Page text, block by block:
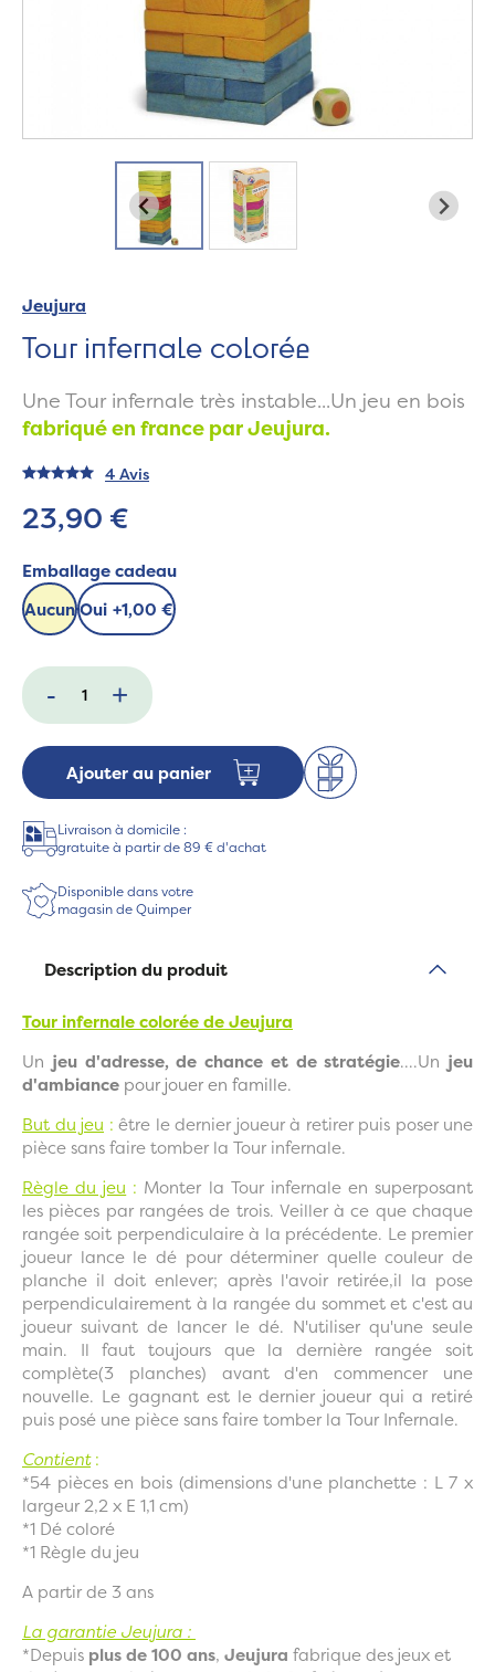
Jeujura
Tour infernale colorée
Une Tour infernale très instable...Un jeu en bois
fabriqué en france par Jeujura.
4 Avis
23,90 €
Emballage cadeau
AucunOui +1,00 €
- +
Ajouter au panier
Livraison à domicile :
gratuite à partir de 89 € d'achat
Disponible dans votre
magasin de Quimper
Description du produit
Tour infernale colorée de Jeujura
Un jeu d'adresse, de chance et de stratégie....Un jeu
d'ambiance pour jouer en famille.
But du jeu : être le dernier joueur à retirer puis poser une
pièce sans faire tomber la Tour infernale.
Règle du jeu : Monter la Tour infernale en superposant
les pièces par rangées de trois. Veiller à ce que chaque
rangée soit perpendiculaire à la précédente. Le premier
joueur lance le dé pour déterminer quelle couleur de
planche il doit enlever; après l'avoir retirée,il la pose
perpendiculairement à la rangée du sommet et c'est au
joueur suivant de lancer le dé. N'utiliser qu'une seule
main. Il faut toujours que la dernière rangée soit
complète(3 planches) avant d'en commencer une
nouvelle. Le gagnant est le dernier joueur qui a retiré
puis posé une pièce sans faire tomber la Tour Infernale.
Contient:
*54 pièces en bois (dimensions d'une planchette : L 7 x
largeur 2,2 x E 1,1 cm)
*1 Dé coloré
*1 Règle du jeu
A partir de 3 ans
La garantie Jeujura :
*Depuis plus de 100 ans, Jeujura fabrique des jeux et